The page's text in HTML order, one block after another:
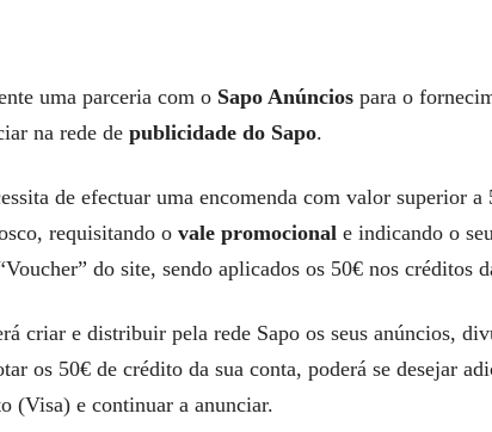
uma parceria com o Sapo Anúncios para o
na rede de publicidade do Sapo.
de efectuar uma encomenda com valor superior
requisitando o vale promocional e indicando o
do site, sendo aplicados os 50€ nos créditos
criar e distribuir pela rede Sapo os seus anúncios,
os 50€ de crédito da sua conta, poderá se desejar
(Visa) e continuar a anunciar.